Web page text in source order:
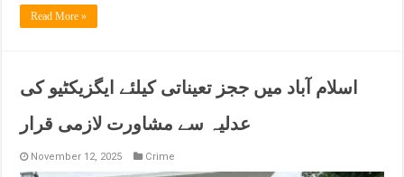
Read More »
اسلام آباد میں ججز تعیناتی کیلئے ایگزیکٹیو کی
عدلیہ سے مشاورت لازمی قرار
November 12, 2025 Crime